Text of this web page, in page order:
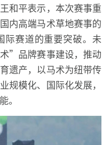
和平表示，本次赛事重
内高端马术草地赛事的
际赛道的重要突破。未
”品牌赛事建设，推动
遗产，以马术为纽带传
规模化、国际化发展，
。